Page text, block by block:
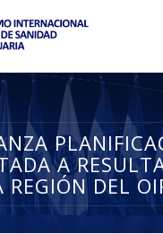
A
REGIÓN DEL